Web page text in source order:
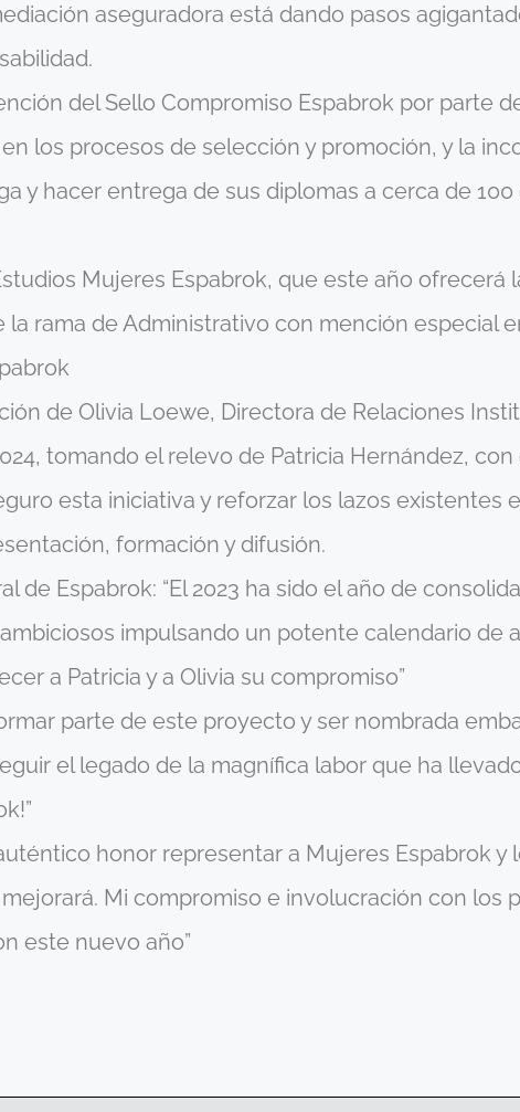
aseguradora está dando pasos
del Sello Compromiso Espabrok por parte
los procesos de selección y promoción, y la
y hacer entrega de sus diplomas a cerca de
Mujeres Espabrok, que este año ofrecerá
rama de Administrativo con mención especial
de Olivia Loewe, Directora de Relaciones
tomando el relevo de Patricia Hernández,
esta iniciativa y reforzar los lazos existentes
formación y difusión.
de Espabrok: “El 2023 ha sido el año de
impulsando un potente calendario
a Patricia y a Olivia su compromiso”
parte de este proyecto y ser nombrada
el legado de la magnífica labor que ha
honor representar a Mujeres Espabrok y
Mi compromiso e involucración con los
este nuevo año”